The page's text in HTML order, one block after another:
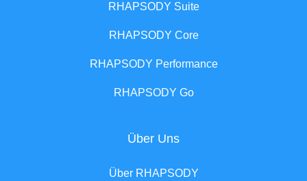
RHAPSODY Suite
RHAPSODY Core
RHAPSODY Performance
RHAPSODY Go
Über Uns
Über RHAPSODY